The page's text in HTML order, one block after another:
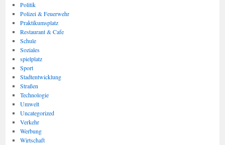
Politik
Polizei & Feuerwehr
Praktikumsplatz
Restaurant & Cafe
Schule
Soziales
spielplatz
Sport
Stadtentwicklung
Straßen
Technologie
Umwelt
Uncategorized
Verkehr
Werbung
Wirtschaft